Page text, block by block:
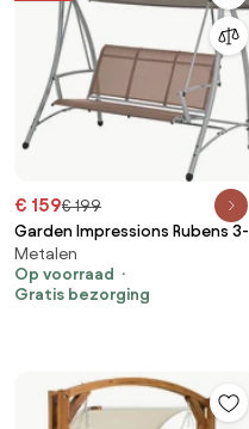
€ 159€ 199
Garden Impressions Rubens 3-
zits schommelbank - taupe
Metalen
Op voorraad
Gratis bezorging